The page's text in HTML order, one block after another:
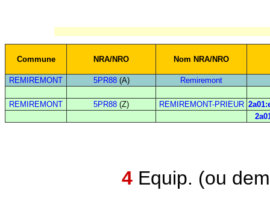
Commune NRA/NRO Nom NRA/NRO
REMIREMONT 5PR88(A) Remiremont
REMIREMONT 5PR88 (Z) REMIREMONT-PRIEUR
4 Equip. (ou